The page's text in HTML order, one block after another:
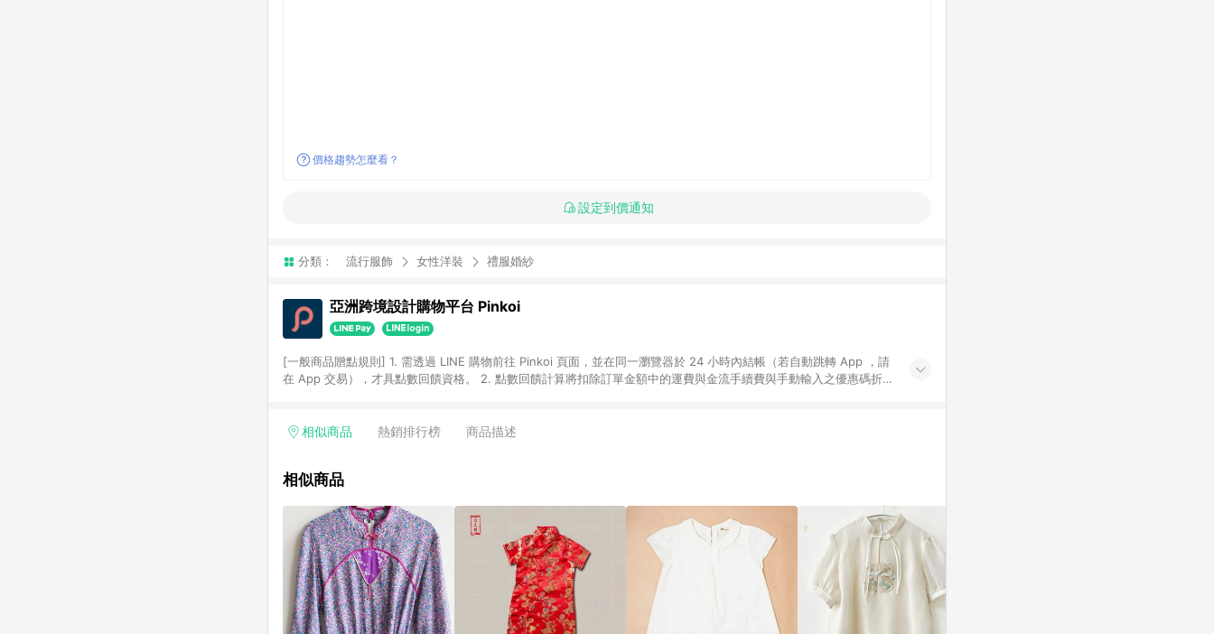
價格趨勢怎麼看？
設定到價通知
分類： 流行服飾 女性洋裝 禮服婚紗
亞洲跨境設計購物平台 Pinkoi
[一般商品贈點規則] 1. 需透過 LINE 購物前往 Pinkoi 頁面，並在同一瀏覽器於 24 小時內結帳（若自動跳轉 App ，請
在 App 交易），才具點數回饋資格。 2. 點數回饋計算將扣除訂單金額中的運費與金流手續費與手動輸入之優惠碼折
格，部分退款不在此限。 6. APP 請更新至Android v4.6.0 / iOS v4.1.5 以上才具贈點資格。 7. 點數將於出貨後 45 天
使用規則請以點數紅包活動說明為準。 11. 若於 LINE 購物前往 Pinkoi 頁面後才首次下載 Pinkoi APP 並完成訂單，不
相似商品 熱銷排行榜 商品描述
相似商品